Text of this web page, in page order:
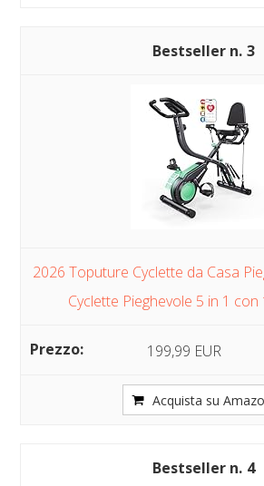
3
2026 Toputure Cyclette da Casa
Cyclette Pieghevole 5 in 1 con
199,99 EUR
Acquista su
4